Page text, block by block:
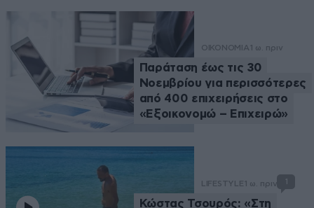
ΟΙΚΟΝΟΜΙΑ 1 ω. πριν
Παράταση έως τις 30
Νοεμβρίου για περισσότερες
από 400 επιχειρήσεις στο
«Εξοικονομώ – Επιχειρώ»
LIFESTYLE 1 ω. πριν
Κώστας Τσουρός: «Στη